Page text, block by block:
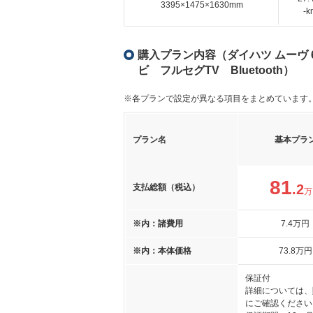
3395×1475×1630mm
-
購入プラン内容（ダイハツ ムー
ビ フルセグTV Bluetooth）
※各プランで設定が異なる項目をまとめています
プラン名 基本プラ
支払総額（税込） 81.2
※内：諸費用 7.4万円
※内：本体価格 73.8万円
保証付
詳細については
にご確認くださ